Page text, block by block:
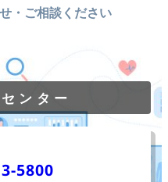
・ご相談ください
ンター
5800